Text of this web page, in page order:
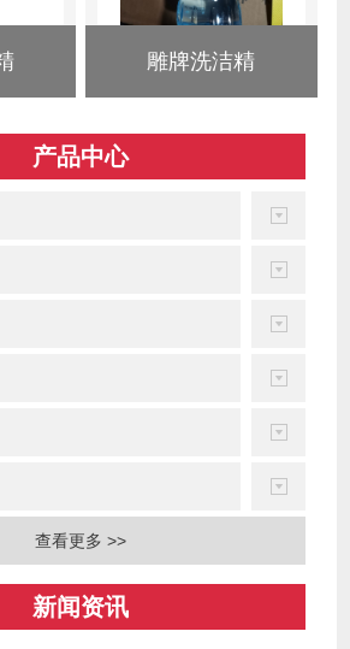
雕牌洗洁精
产品中心
查看更多 >>
新闻资讯